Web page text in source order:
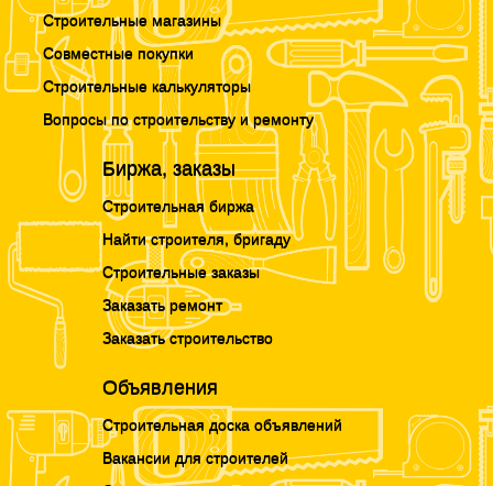
Строительные магазины
Совместные покупки
Строительные калькуляторы
Вопросы по строительству и ремонту
Биржа, заказы
Строительная биржа
Найти строителя, бригаду
Строительные заказы
Заказать ремонт
Заказать строительство
Объявления
Строительная доска объявлений
Вакансии для строителей